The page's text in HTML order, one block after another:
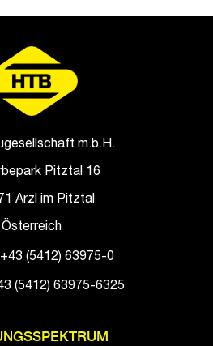
m.b.H.
Pitztal 16
Arzl im Pitztal
Österreich
(5412) 63975-0
(5412) 63975-6325